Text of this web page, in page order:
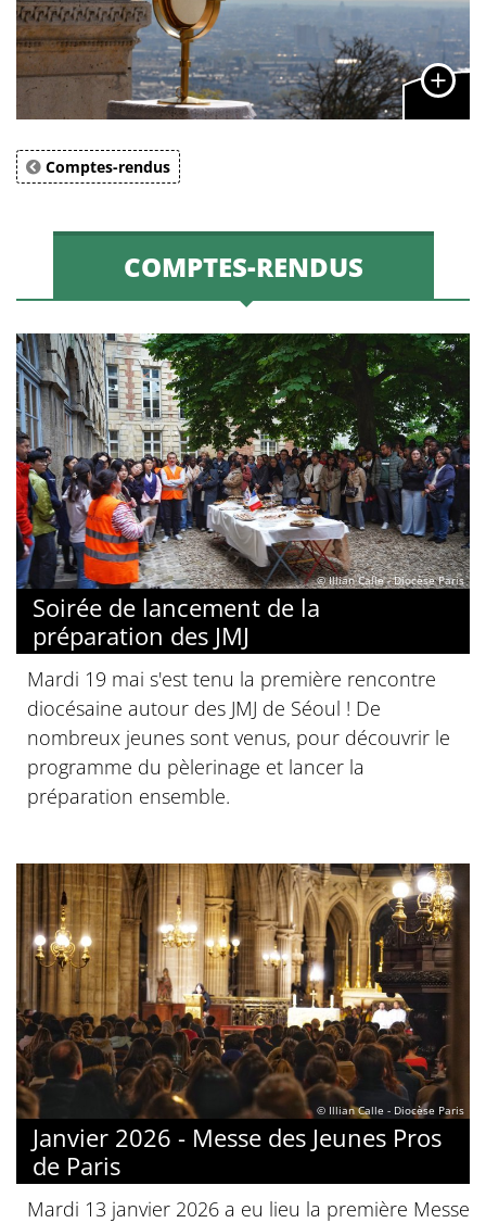
Comptes-rendus
COMPTES-RENDUS
© Illian Calle - Diocèse Paris
Soirée de lancement de la
préparation des JMJ
Mardi 19 mai s'est tenu la première rencontre
diocésaine autour des JMJ de Séoul ! De
nombreux jeunes sont venus, pour découvrir le
programme du pèlerinage et lancer la
préparation ensemble.
© Illian Calle - Diocèse Paris
Janvier 2026 - Messe des Jeunes Pros
de Paris
Mardi 13 janvier 2026 a eu lieu la première Messe